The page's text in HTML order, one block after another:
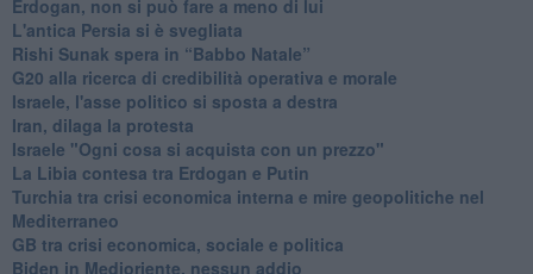
Erdogan, non si può fare a meno di lui
L'antica Persia si è svegliata
Rishi Sunak spera in “Babbo Natale”
G20 alla ricerca di credibilità operativa e morale
Israele, l'asse politico si sposta a destra
Iran, dilaga la protesta
Israele "Ogni cosa si acquista con un prezzo"
La Libia contesa tra Erdogan e Putin
Turchia tra crisi economica interna e mire geopolitiche nel
Mediterraneo
GB tra crisi economica, sociale e politica
Biden in Medioriente, nessun addio